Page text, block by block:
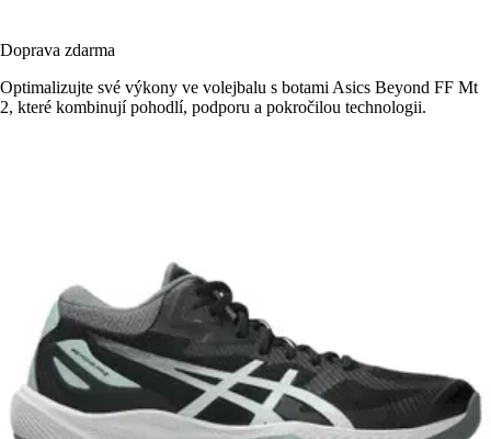
Doprava zdarma
Optimalizujte své výkony ve volejbalu s botami Asics Beyond FF Mt
2, které kombinují pohodlí, podporu a pokročilou technologii.